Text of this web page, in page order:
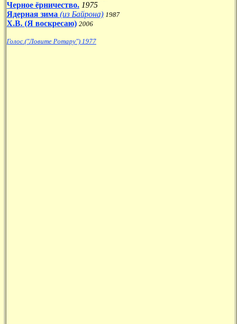
Черное ёрничество. 1975
Ядерная зима (из Байрона) 1987
Х.В. (Я воскресаю) 2006
Голос.("Ловите Ротару") 1977